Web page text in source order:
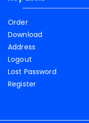
Order
Download
Address
Logout
Lost Password
Register